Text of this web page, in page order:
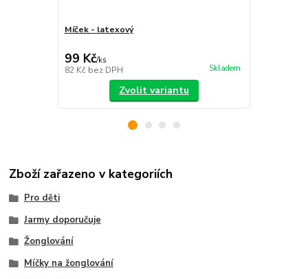
Míček - latexový
99 Kč/ks
82 Kč bez DPH Skladem
Zvolit variantu
Zboží zařazeno v kategoriích
Pro děti
Jarmy doporučuje
Žonglování
Míčky na žonglování